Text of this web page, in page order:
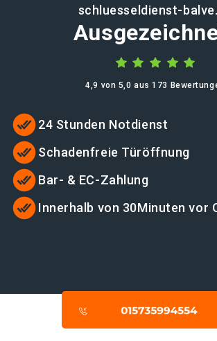
schluesseldienst-
4,9 von 5,0 aus 173
24 Stunden Notdienst
Schadenfreie Türöffnung
Bar- & EC-Zahlung
Innerhalb von 30Minuten vor